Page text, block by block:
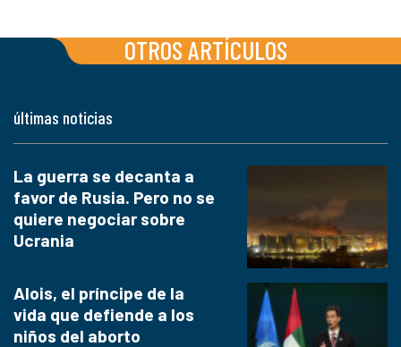
OTROS ARTÍCULOS
últimas noticias
La guerra se decanta a
favor de Rusia. Pero no se
quiere negociar sobre
Ucrania
Alois, el príncipe de la
vida que defiende a los
niños del aborto